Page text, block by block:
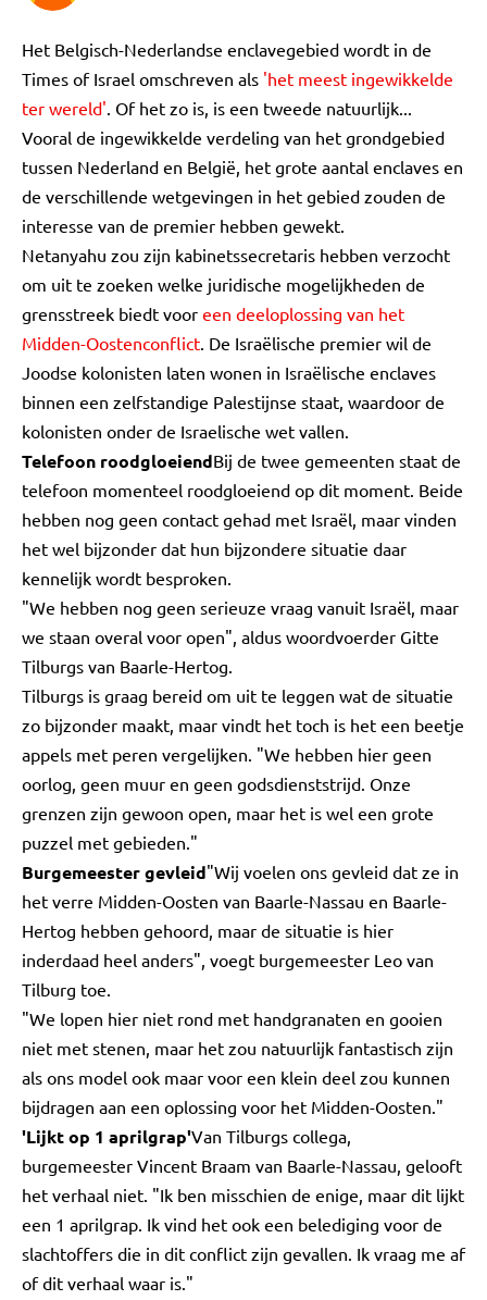
Het Belgisch-Nederlandse enclavegebied wordt in de
Times of Israel omschreven als 'het meest ingewikkelde
ter wereld'. Of het zo is, is een tweede natuurlijk...
Vooral de ingewikkelde verdeling van het grondgebied
tussen Nederland en België, het grote aantal enclaves en
de verschillende wetgevingen in het gebied zouden de
interesse van de premier hebben gewekt.
Netanyahu zou zijn kabinetssecretaris hebben verzocht
om uit te zoeken welke juridische mogelijkheden de
grensstreek biedt voor een deeloplossing van het
Midden-Oostenconflict. De Israëlische premier wil de
Joodse kolonisten laten wonen in Israëlische enclaves
binnen een zelfstandige Palestijnse staat, waardoor de
kolonisten onder de Israelische wet vallen.
Telefoon roodgloeiendBij de twee gemeenten staat de
telefoon momenteel roodgloeiend op dit moment. Beide
hebben nog geen contact gehad met Israël, maar vinden
het wel bijzonder dat hun bijzondere situatie daar
kennelijk wordt besproken.
"We hebben nog geen serieuze vraag vanuit Israël, maar
we staan overal voor open", aldus woordvoerder Gitte
Tilburgs van Baarle-Hertog.
Tilburgs is graag bereid om uit te leggen wat de situatie
zo bijzonder maakt, maar vindt het toch is het een beetje
appels met peren vergelijken. "We hebben hier geen
oorlog, geen muur en geen godsdienststrijd. Onze
grenzen zijn gewoon open, maar het is wel een grote
puzzel met gebieden."
Burgemeester gevleid"Wij voelen ons gevleid dat ze in
het verre Midden-Oosten van Baarle-Nassau en Baarle-
Hertog hebben gehoord, maar de situatie is hier
inderdaad heel anders", voegt burgemeester Leo van
Tilburg toe.
"We lopen hier niet rond met handgranaten en gooien
niet met stenen, maar het zou natuurlijk fantastisch zijn
als ons model ook maar voor een klein deel zou kunnen
bijdragen aan een oplossing voor het Midden-Oosten."
'Lijkt op 1 aprilgrap'Van Tilburgs collega,
burgemeester Vincent Braam van Baarle-Nassau, gelooft
het verhaal niet. "Ik ben misschien de enige, maar dit lijkt
een 1 aprilgrap. Ik vind het ook een belediging voor de
slachtoffers die in dit conflict zijn gevallen. Ik vraag me af
of dit verhaal waar is."